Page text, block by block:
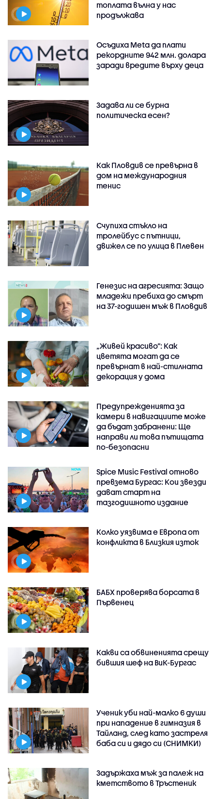
топлата вълна у нас
продължава
Осъдиха Meta да плати
рекордните 942 млн. долара
заради вредите върху деца
Задава ли се бурна
политическа есен?
Как Пловдив се превърна в
дом на международния
тенис
Счупиха стъкло на
тролейбус с пътници,
движел се по улица в Плевен
Генезис на агресията: Защо
младежи пребиха до смърт
на 37-годишен мъж в Пловдив
„Живей красиво”: Как
цветята могат да се
превърнат в най-стилната
декорация у дома
Предупрежденията за
камери в навигациите може
да бъдат забранени: Ще
направи ли това пътищата
по-безопасни
Spice Music Festival отново
превзема Бургас: Кои звезди
дават старт на
тазгодишното издание
Колко уязвима е Европа от
конфликта в Близкия изток
БАБХ проверява борсата в
Първенец
Какви са обвиненията срещу
бившия шеф на ВиК-Бургас
Ученик уби най-малко 6 души
при нападение в гимназия в
Тайланд, след като застреля
баба си и дядо си (СНИМКИ)
Задържаха мъж за палеж на
кметството в Тръстеник